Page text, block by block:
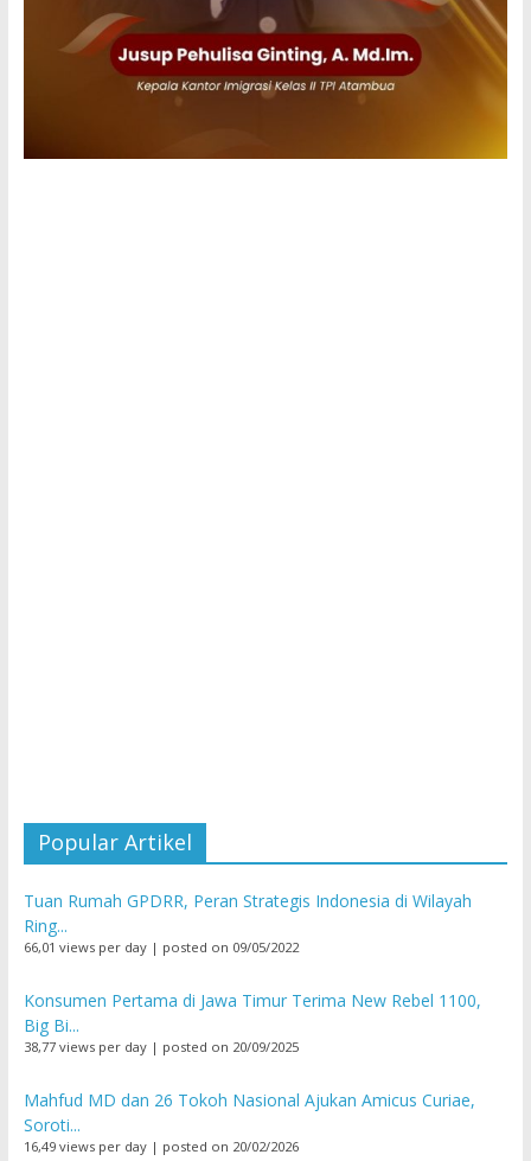
Popular Artikel
Tuan Rumah GPDRR, Peran Strategis Indonesia di Wilayah
Ring...
66,01 views per day| posted on 09/05/2022
Konsumen Pertama di Jawa Timur Terima New Rebel 1100,
Big Bi...
38,77 views per day| posted on 20/09/2025
Mahfud MD dan 26 Tokoh Nasional Ajukan Amicus Curiae,
Soroti...
16,49 views per day| posted on 20/02/2026